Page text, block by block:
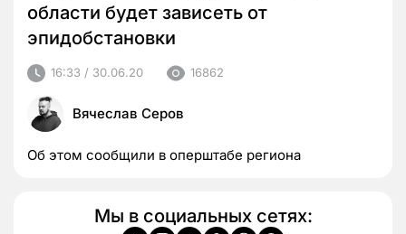
области будет зависеть от
эпидобстановки
16:33 / 30.06.20 16862
Вячеслав Серов
Об этом сообщили в оперштабе региона
Мы в социальных сетях: